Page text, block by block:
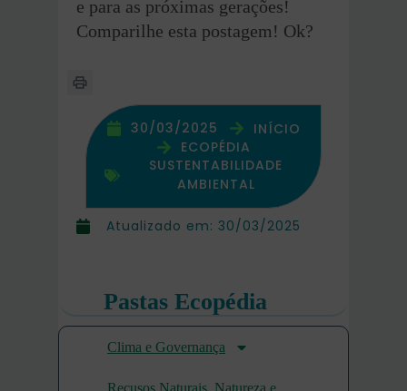
Atualizado em: 30/03/2025
e para as próximas gerações!
Comparilhe esta postagem! Ok?
30/03/2025
INÍCIO
ECOPÉDIA
SUSTENTABILIDADE
AMBIENTAL
Pastas Ecopédia
Clima e Governança
Recusos Naturais, Natureza e